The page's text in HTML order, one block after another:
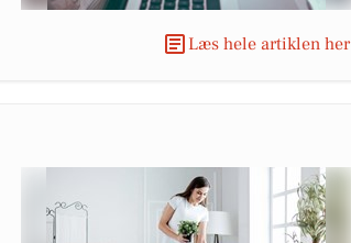
Læs hele artiklen her